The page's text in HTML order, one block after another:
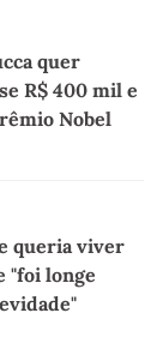
quer
R$ 400 mil e
Nobel
queria viver
"foi longe